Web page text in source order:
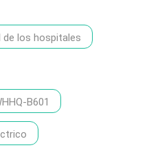
los hospitales
B601